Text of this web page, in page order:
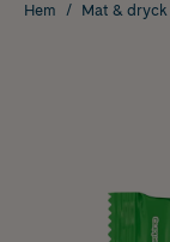
Hem Mat & dryck